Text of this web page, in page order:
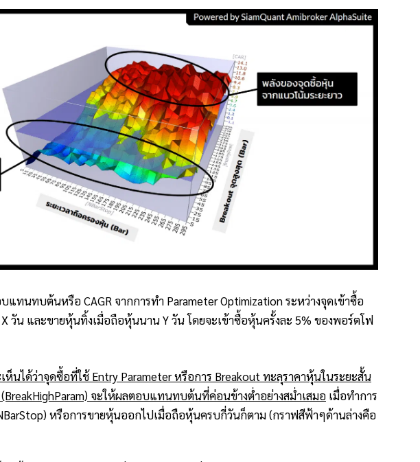
ทนทบต้นหรือ CAGR จากการทำ Parameter Optimization ระหว่างจุดเข้าซื้อ
วัน และขายหุ้นทิ้งเมื่อถือหุ้นนาน Y วัน โดยจะเข้าซื้อหุ้นครั้งละ 5% ของพอร์ตโฟ
ห็นได้ว่าจุดซื้อที่ใช้ Entry Parameter หรือการ Breakout ทะลุราคาหุ้นในระยะสั้น
จะให้ผลตอบแทนทบต้นที่ค่อนข้างต่ำอย่างสม่ำเสมอ เมื่อทำการ
หรือการขายหุ้นออกไปเมื่อถือหุ้นครบกี่วันก็ตาม (กราฟสีฟ้าๆด้านล่างคือ